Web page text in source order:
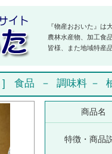
『物産おおいた』は
農林水産物、加工食
皆様、また地域特産
] 食品 － 調味料 －
商品名
特徴・商品